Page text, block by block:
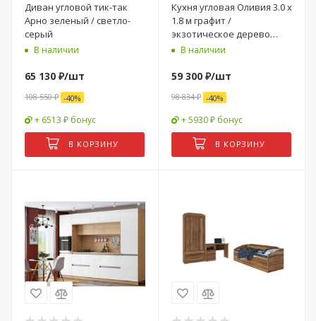
Диван угловой тик-так
Арно зеленый / светло-
серый
В наличии
65 130 ₽/шт
108 550₽ -40%
+ 6513 ₽ бонус
В КОРЗИНУ
Кухня угловая Оливия 3.0 х
1.8 м графит /
экзотическое дерево
амазония / графит софт
В наличии
59 300 ₽/шт
98 834₽ -40%
+ 5930 ₽ бонус
В КОРЗИНУ